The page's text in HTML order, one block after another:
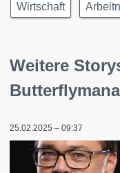
Wirtschaft
Weitere
25.02.2025 – 09:37